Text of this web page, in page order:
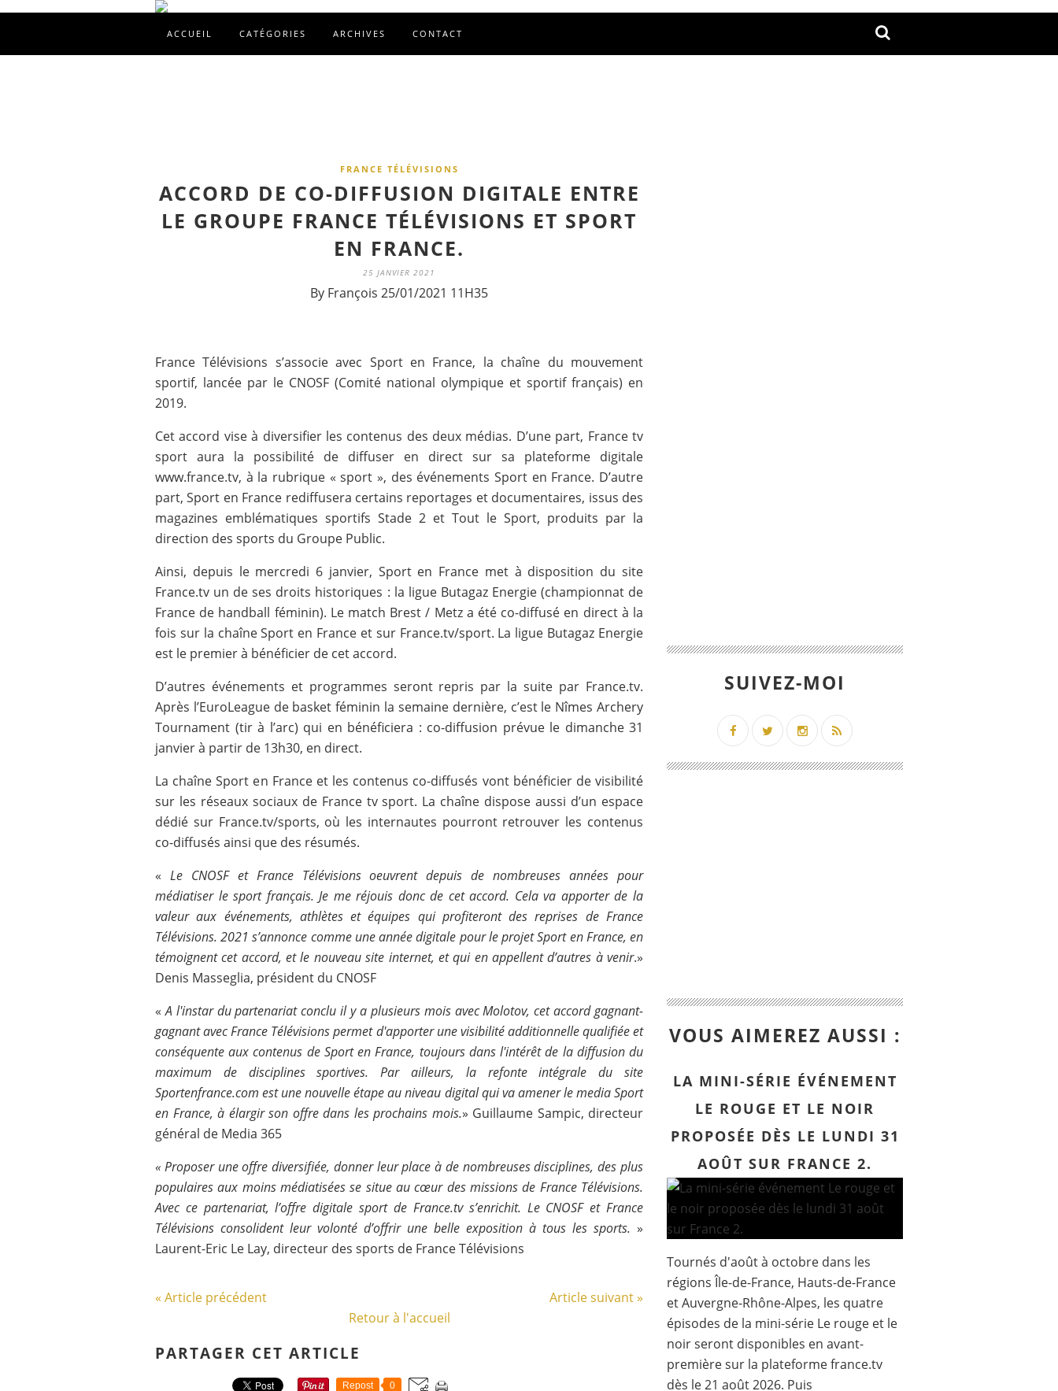
ACCUEIL CATÉGORIES ARCHIVES CONTACT
FRANCE TÉLÉVISIONS
ACCORD DE CO-DIFFUSION DIGITALE ENTRE
LE GROUPE FRANCE TÉLÉVISIONS ET SPORT
EN FRANCE.
25 JANVIER 2021
By François 25/01/2021 11H35
France Télévisions s’associe avec Sport en France, la chaîne du mouvement
sportif, lancée par le CNOSF (Comité national olympique et sportif français) en
2019.
Cet accord vise à diversifier les contenus des deux médias. D’une part, France tv
sport aura la possibilité de diffuser en direct sur sa plateforme digitale
www.france.tv, à la rubrique « sport », des événements Sport en France. D’autre
part, Sport en France rediffusera certains reportages et documentaires, issus des
magazines emblématiques sportifs Stade 2 et Tout le Sport, produits par la
direction des sports du Groupe Public.
Ainsi, depuis le mercredi 6 janvier, Sport en France met à disposition du site
France.tv un de ses droits historiques : la ligue Butagaz Energie (championnat de
France de handball féminin). Le match Brest / Metz a été co-diffusé en direct à la
fois sur la chaîne Sport en France et sur France.tv/sport. La ligue Butagaz Energie
est le premier à bénéficier de cet accord.
D’autres événements et programmes seront repris par la suite par France.tv.
Après l’EuroLeague de basket féminin la semaine dernière, c’est le Nîmes Archery
Tournament (tir à l’arc) qui en bénéficiera : co-diffusion prévue le dimanche 31
janvier à partir de 13h30, en direct.
La chaîne Sport en France et les contenus co-diffusés vont bénéficier de visibilité
sur les réseaux sociaux de France tv sport. La chaîne dispose aussi d’un espace
dédié sur France.tv/sports, où les internautes pourront retrouver les contenus
co-diffusés ainsi que des résumés.
« Le CNOSF et France Télévisions oeuvrent depuis de nombreuses années pour
médiatiser le sport français. Je me réjouis donc de cet accord. Cela va apporter de la
valeur aux événements, athlètes et équipes qui profiteront des reprises de France
Télévisions. 2021 s’annonce comme une année digitale pour le projet Sport en France, en
témoignent cet accord, et le nouveau site internet, et qui en appellent d’autres à venir.»
Denis Masseglia, président du CNOSF
«A l'instar du partenariat conclu il y a plusieurs mois avec Molotov, cet accord gagnant-
gagnant avec France Télévisions permet d'apporter une visibilité additionnelle qualifiée et
conséquente aux contenus de Sport en France, toujours dans l'intérêt de la diffusion du
maximum de disciplines sportives. Par ailleurs, la refonte intégrale du site
Sportenfrance.com est une nouvelle étape au niveau digital qui va amener le media Sport
en France, à élargir son offre dans les prochains mois.» Guillaume Sampic, directeur
général de Media 365
« Proposer une offre diversifiée, donner leur place à de nombreuses disciplines, des plus
populaires aux moins médiatisées se situe au cœur des missions de France Télévisions.
Avec ce partenariat, l’offre digitale sport de France.tv s’enrichit. Le CNOSF et France
Télévisions consolident leur volonté d’offrir une belle exposition à tous les sports. »
Laurent-Eric Le Lay, directeur des sports de France Télévisions
« Article précédent
Article suivant »
Retour à l'accueil
PARTAGER CET ARTICLE
Repost 0
SUIVEZ-MOI
VOUS AIMEREZ AUSSI :
LA MINI-SÉRIE ÉVÉNEMENT
LE ROUGE ET LE NOIR
PROPOSÉE DÈS LE LUNDI 31
AOÛT SUR FRANCE 2.
Tournés d'août à octobre dans les
régions Île-de-France, Hauts-de-France
et Auvergne-Rhône-Alpes, les quatre
épisodes de la mini-série Le rouge et le
noir seront disponibles en avant-
première sur la plateforme france.tv
dès le 21 août 2026. Puis